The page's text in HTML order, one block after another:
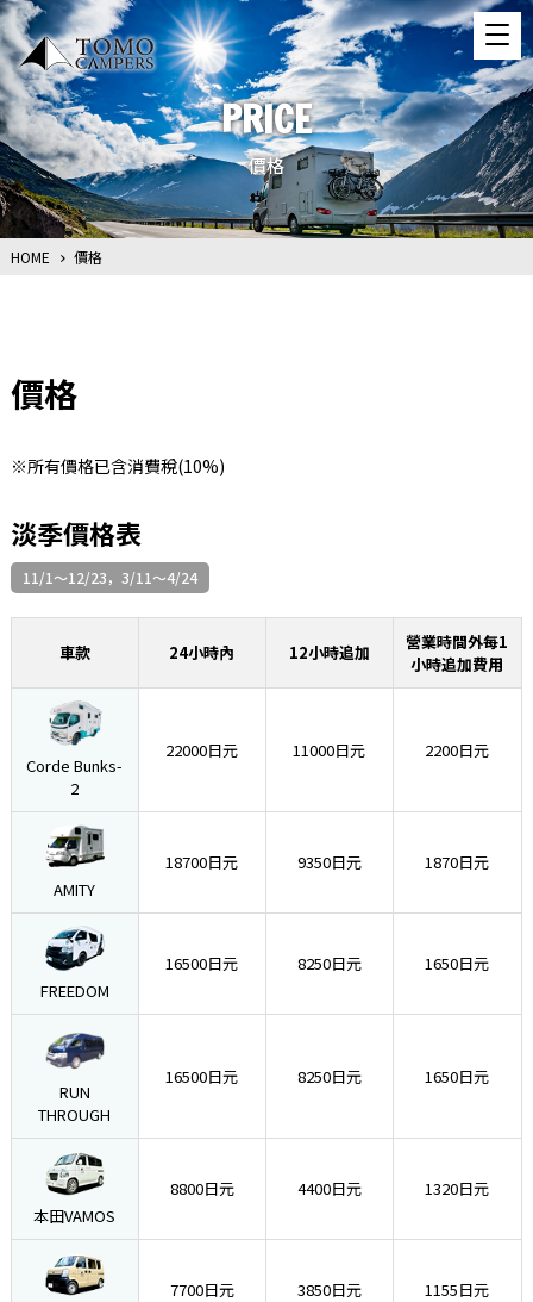
PRICE
價格
HOME 價格
價格
※所有價格已含消費稅(10%)
淡季價格表
11/1～12/23，3/11～4/24
車款 24小時內 12小時追加
營業時間外每1
小時追加費用
Corde Bunks-
2
22000日元 11000日元 2200日元
AMITY
18700日元 9350日元 1870日元
FREEDOM
16500日元 8250日元 1650日元
RUN
THROUGH
16500日元 8250日元 1650日元
本田VAMOS
8800日元 4400日元 1320日元
7700日元 3850日元 1155日元